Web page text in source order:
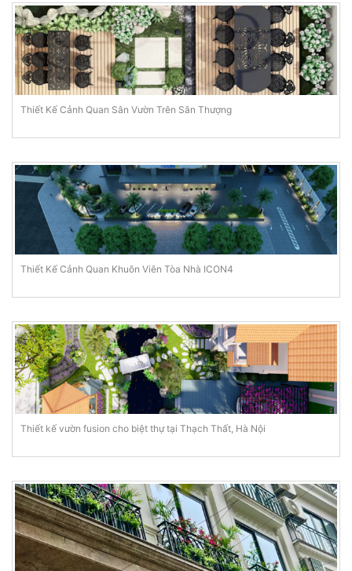
Thiết Kế Cảnh Quan Sân Vườn Trên Sân Thượng
Thiết Kế Cảnh Quan Khuôn Viên Tòa Nhà ICON4
Thiết kế vườn fusion cho biệt thự tại Thạch Thất, Hà Nội